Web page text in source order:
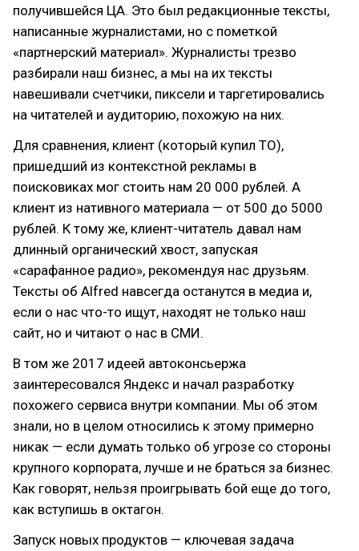
получившейся ЦА. Это был редакционные тексты,
написанные журналистами, но с пометкой
«партнерский материал». Журналисты трезво
разбирали наш бизнес, а мы на их тексты
навешивали счетчики, пиксели и таргетировались
на читателей и аудиторию, похожую на них.
Для сравнения, клиент (который купил ТО),
пришедший из контекстной рекламы в
поисковиках мог стоить нам 20 000 рублей. А
клиент из нативного материала — от 500 до 5000
рублей. К тому же, клиент-читатель давал нам
длинный органический хвост, запуская
«сарафанное радио», рекомендуя нас друзьям.
Тексты об Alfred навсегда останутся в медиа и,
если о нас что-то ищут, находят не только наш
сайт, но и читают о нас в СМИ.
В том же 2017 идеей автоконсьержа
заинтересовался Яндекс и начал разработку
похожего сервиса внутри компании. Мы об этом
знали, но в целом относились к этому примерно
никак — если думать только об угрозе со стороны
крупного корпората, лучше и не браться за бизнес.
Как говорят, нельзя проигрывать бой еще до того,
как вступишь в октагон.
Запуск новых продуктов — ключевая задача